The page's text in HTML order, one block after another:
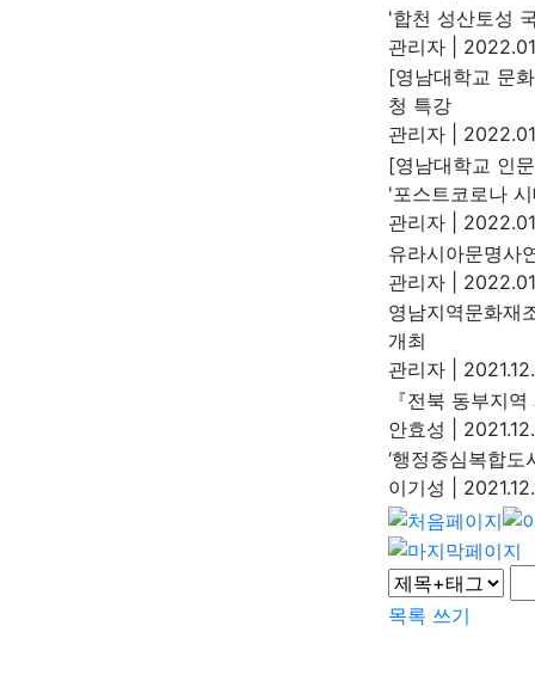
'합천 성산토성
관리자
[영남대학교 문
청 특강
관리자
[영남대학교 인
'포스트코로나
관리자
유라시아문명사
관리자
영남지역문화재
개최
관리자
『전북 동부지
안효성
‘행정중심복합
이기성
목록 쓰기